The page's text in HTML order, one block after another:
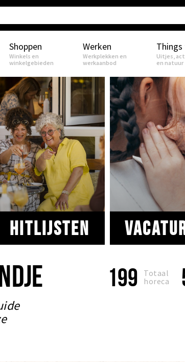
Shoppen
Winkels en
winkelgebieden
Werken
Werkplekken en
werkaanbod
Uitjes,
en natuur
Hitlijsten
199
Totaal
horeca